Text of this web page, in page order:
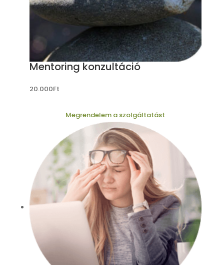
Mentoring konzultáció
20.000Ft
Megrendelem a szolgáltatást